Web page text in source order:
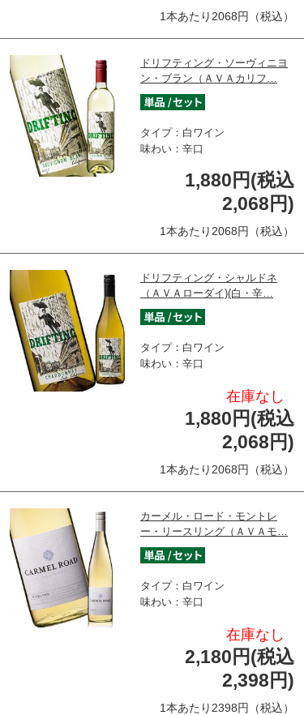
1本あたり2068円（税込）
ドリフティング・ソーヴィニヨ
ン・ブラン（ＡＶＡカリフ…
タイプ：白ワイン
味わい：辛口
1,880円(税込
2,068円)
1本あたり2068円（税込）
ドリフティング・シャルドネ
（ＡＶＡローダイ)(白・辛…
タイプ：白ワイン
味わい：辛口
在庫なし
1,880円(税込
2,068円)
1本あたり2068円（税込）
カーメル・ロード・モントレ
ー・リースリング（ＡＶＡモ…
タイプ：白ワイン
味わい：辛口
在庫なし
2,180円(税込
2,398円)
1本あたり2398円（税込）